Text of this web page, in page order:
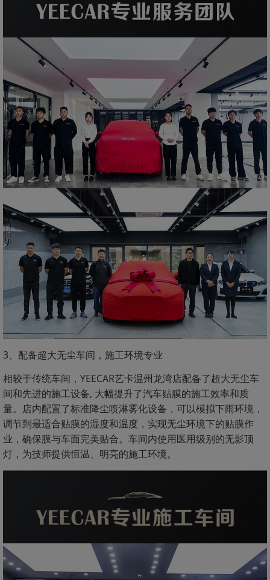
3、配备超大无尘车间，施工环境专业
相较于传统车间，YEECAR艺卡温州龙湾店配备了超大无尘车
间和先进的施工设备, 大幅提升了汽车贴膜的施工效率和质
量。店内配置了标准降尘喷淋雾化设备，可以模拟下雨环境，
调节到最适合贴膜的湿度和温度，实现无尘环境下的贴膜作
业，确保膜与车面完美贴合。车间内使用医用级别的无影顶
灯，为技师提供恒温、明亮的施工环境。